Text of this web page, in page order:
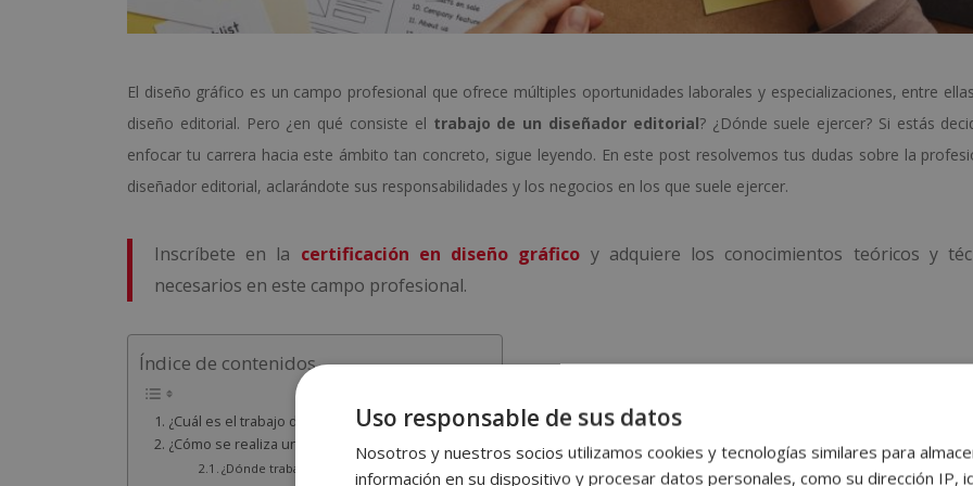
El diseño gráfico es un campo profesional que ofrece múltiples oportunidades laborales y especializaciones, entre
diseño editorial. Pero ¿en qué consiste el trabajo de un diseñador editorial? ¿Dónde suele ejercer? Si estás
enfocar tu carrera hacia este ámbito tan concreto, sigue leyendo. En este post resolvemos tus dudas sobre la
diseñador editorial, aclarándote sus responsabilidades y los negocios en los que suele ejercer.
Inscríbete en la certificación en diseño gráfico y adquiere los conocimientos teóricos y
necesarios en este campo profesional.
Índice de contenidos
¿Cuál es el trabajo de un diseñador editorial?
¿Cómo se realiza un trabajo de diseño editorial?
¿Dónde trabaja un diseñador editorial?
Uso responsable de sus datos
Nosotros y nuestros socios utilizamos cookies y tecnologías similares para
información en su dispositivo y procesar datos personales, como su dirección IP,